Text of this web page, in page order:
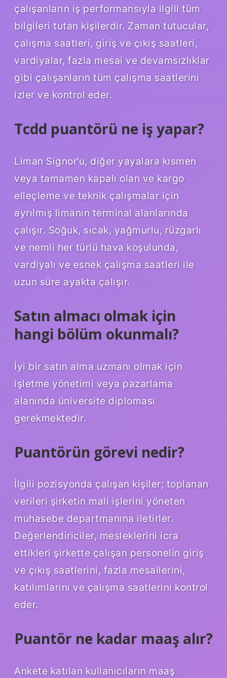
çalışanların iş performansıyla ilgili tüm
bilgileri tutan kişilerdir. Zaman tutucular,
çalışma saatleri, giriş ve çıkış saatleri,
vardiyalar, fazla mesai ve devamsızlıklar
gibi çalışanların tüm çalışma saatlerini
izler ve kontrol eder.
Tcdd puantörü ne iş yapar?
Liman Signor’u, diğer yayalara kısmen
veya tamamen kapalı olan ve kargo
elleçleme ve teknik çalışmalar için
ayrılmış limanın terminal alanlarında
çalışır. Soğuk, sıcak, yağmurlu, rüzgarlı
ve nemli her türlü hava koşulunda,
vardiyalı ve esnek çalışma saatleri ile
uzun süre ayakta çalışır.
Satın almacı olmak için
hangi bölüm okunmalı?
İyi bir satın alma uzmanı olmak için
işletme yönetimi veya pazarlama
alanında üniversite diploması
gerekmektedir.
Puantörün görevi nedir?
İlgili pozisyonda çalışan kişiler; toplanan
verileri şirketin mali işlerini yöneten
muhasebe departmanına iletirler.
Değerlendiriciler, mesleklerini icra
ettikleri şirkette çalışan personelin giriş
ve çıkış saatlerini, fazla mesailerini,
katılımlarını ve çalışma saatlerini kontrol
eder.
Puantör ne kadar maaş alır?
Ankete katılan kullanıcıların maaş